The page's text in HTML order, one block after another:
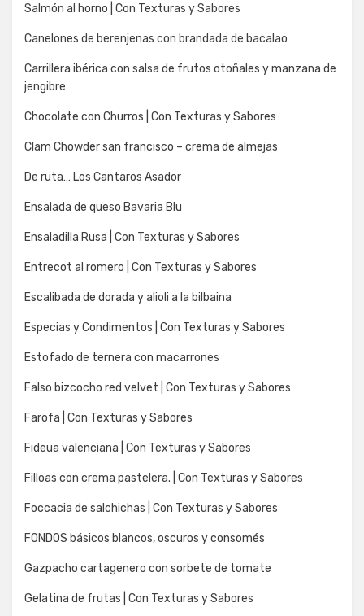
Salmón al horno | Con Texturas y Sabores
Canelones de berenjenas con brandada de bacalao
Carrillera ibérica con salsa de frutos otoñales y manzana de
jengibre
Chocolate con Churros | Con Texturas y Sabores
Clam Chowder san francisco – crema de almejas
De ruta… Los Cantaros Asador
Ensalada de queso Bavaria Blu
Ensaladilla Rusa | Con Texturas y Sabores
Entrecot al romero | Con Texturas y Sabores
Escalibada de dorada y alioli a la bilbaina
Especias y Condimentos | Con Texturas y Sabores
Estofado de ternera con macarrones
Falso bizcocho red velvet | Con Texturas y Sabores
Farofa | Con Texturas y Sabores
Fideua valenciana | Con Texturas y Sabores
Filloas con crema pastelera. | Con Texturas y Sabores
Foccacia de salchichas | Con Texturas y Sabores
FONDOS básicos blancos, oscuros y consomés
Gazpacho cartagenero con sorbete de tomate
Gelatina de frutas | Con Texturas y Sabores